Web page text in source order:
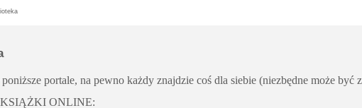
portale, na pewno każdy znajdzie coś dla siebie (niezbędne może być
I KSIĄŻKI ONLINE: